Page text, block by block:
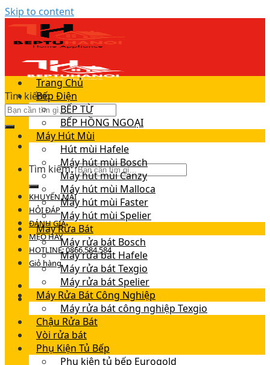
Skip to content
Tìm kiếm:
Tìm kiếm:
KHUYẾN MÃI
HỎI ĐÁP
ĐÁNH GIÁ
MẸO HAY
HOTLINE: 0866.584.584
Giỏ hàng
Trang Chủ
Bếp Điện
BẾP TỪ
BẾP HỒNG NGOẠI
Máy Hút Mùi
Hút mùi Hafele
Máy hút mùi Bosch
Máy hút mùi Canzy
Máy hút mùi Malloca
Máy hút mùi Faster
Máy hút mùi Spelier
Máy Rửa Bát
Máy rửa bát Bosch
Máy rửa bát Hafele
Máy rửa bát Texgio
Máy rửa bát Spelier
Máy Rửa Bát Công Nghiệp
Máy rửa bát công nghiệp Texgio
Chậu Rửa Bát
Vòi rửa bát
Phụ Kiện Tủ Bếp
Phụ kiện tủ bếp Eurogold